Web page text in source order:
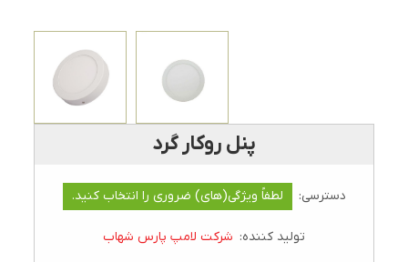
پنل روکار گرد
دسترسی: لطفاً ویژگی(های) ضروری را انتخاب کنید.
تولید کننده: شرکت لامپ پارس شهاب